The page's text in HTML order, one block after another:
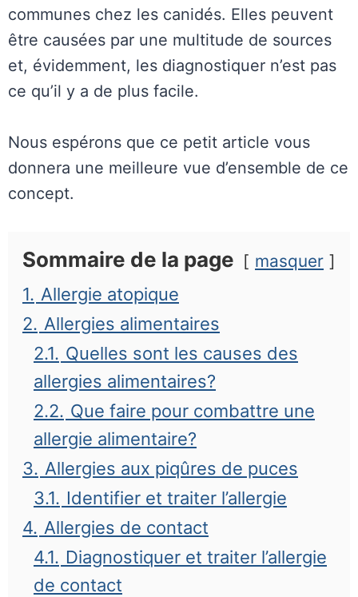
communes chez les canidés. Elles peuvent
être causées par une multitude de sources
et, évidemment, les diagnostiquer n’est pas
ce qu’il y a de plus facile.
Nous espérons que ce petit article vous
donnera une meilleure vue d’ensemble de ce
concept.
Sommaire de la page masquer
1. Allergie atopique
2. Allergies alimentaires
2.1. Quelles sont les causes des
allergies alimentaires?
2.2. Que faire pour combattre une
allergie alimentaire?
3. Allergies aux piqûres de puces
3.1. Identifier et traiter l’allergie
4. Allergies de contact
4.1. Diagnostiquer et traiter l’allergie
de contact